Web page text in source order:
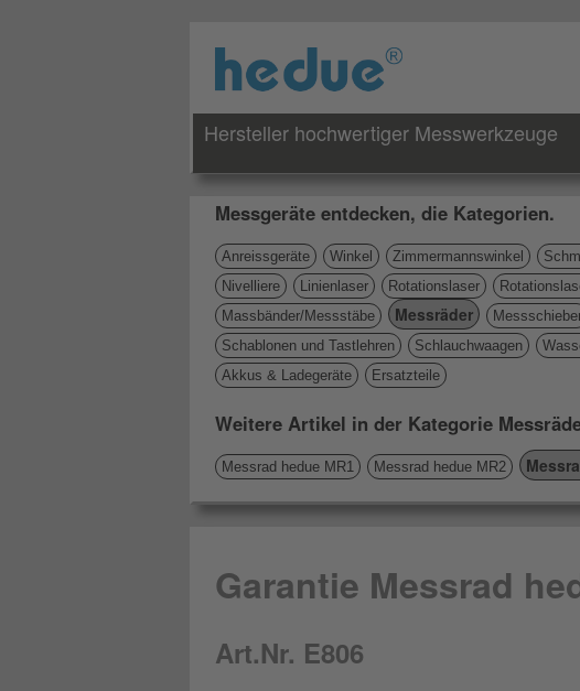
Hersteller hochwertiger Messwerkzeuge
Messgeräte entdecken, die Kategorien.
Anreissgeräte Winkel Zimmermannswinkel
Nivelliere
Linienlaser Rotationslaser
Massbänder/Messstäbe
Messräder
Schablonen und Tastlehren
Schlauchwaagen
Akkus & Ladegeräte
Ersatzteile
Weitere Artikel in der Kategorie
Messrad hedue MR1 Messrad hedue MR2
Garantie Messrad
Art.Nr. E806